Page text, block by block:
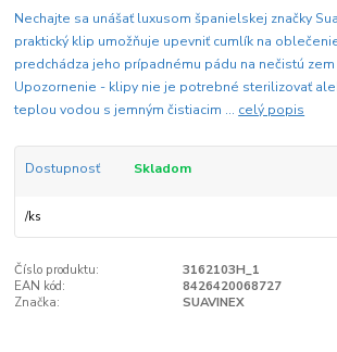
Nechajte sa unášať luxusom španielskej značky
praktický klip umožňuje upevniť cumlík na
predchádza jeho prípadnému pádu na nečistú
Upozornenie - klipy nie je potrebné sterilizovať
teplou vodou s jemným čistiacim ... celý popis
Dostupnosť Skladom
/ks
Číslo produktu:
3162103H_1
EAN kód:
8426420068727
Značka:
SUAVINEX